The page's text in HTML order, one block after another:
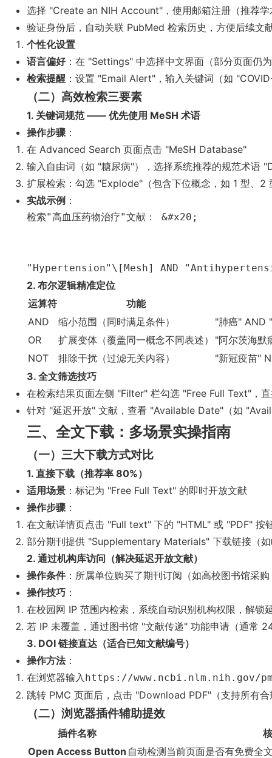
选择 "Create an NIH Account"，使用邮箱注册（推荐
验证身份后，自动关联 PubMed 检索历史，方便后续文
个性化设置
语言偏好：在 "Settings" 中选择中文界面（部分页面仍
检索提醒 ：设置 "Email Alert"，输入关键词（如
（二）高效检索三要素
1. 关键词规范 —— 优先使用 MeSH 术语
操作步骤：
在 Advanced Search 页面点击 "MeSH Database"
输入自由词（如 "糖尿病"），选择系统推荐的规范术语
扩展检索：勾选 "Explode"（包含下位概念，如 1 型、2
实战示例 ：
检索"高血压药物治疗"文献： &#x20;
"Hypertension"\[Mesh] AND
2. 布尔逻辑精准定位
运算符
功能
AND
缩小范围（同时满足条件）
"肺癌" AND
OR
扩展变体（覆盖同一概念不同表述）
"阿尔茨海默
NOT
排除干扰（过滤无关内容）
"新冠疫苗"
3. 全文筛选技巧
在检索结果页面左侧 "Filter" 栏勾选 "Free Full Text"，
针对 "延迟开放" 文献，查看 "Available Date"（如
三、全文下载：多场景实操指南
（一）三大下载方式对比
1. 直接下载（推荐率 80%）
适用场景 ：标记为 "Free Full Text" 的即时开放文献
操作步骤：
在文献详情页点击 "Full text" 下的 "HTML" 或 "PDF" 按
部分期刊提供 "Supplementary Materials" 下载链接（
2. 通过机构库访问（解决延迟开放文献）
操作条件：所属单位购买了期刊订阅（如高校图书馆采
操作技巧 ：
在校园网 IP 范围内检索，系统自动识别机构权限，解锁
若 IP 未覆盖，通过图书馆 "文献传递" 功能申请（通常
3. DOI 链接直达（适合已知文献编号）
操作方法：
在浏览器输入https://www.ncbi.nlm.nih.gov/
跳转 PMC 页面后，点击 "Download PDF"（支持所有
（二）浏览器插件辅助提效
插件名称
Open Access Button 自动检测当前页面是否有免费全